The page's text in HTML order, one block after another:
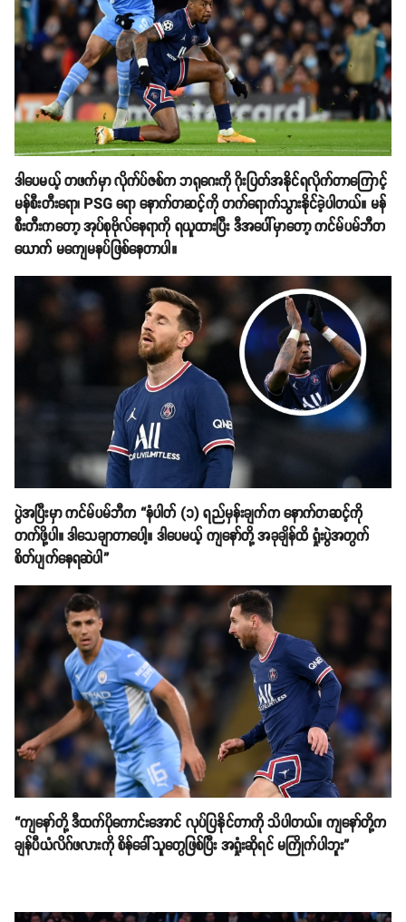
ဒါပေမယ့် တဖက်မှာ လိုက်ပ်ဇစ်က ဘရုဂေးကို ဂိုးပြတ်အနိုင်ရလိုက်တာကြောင့်
မန်စီးတီးရော၊ PSG ရော နောက်တဆင့်ကို တက်ရောက်သွားနိုင်ခဲ့ပါတယ်။ မန်
စီးတီးကတော့ အုပ်စုဗိုလ်နေရာကို ရယူထားပြီး ဒီအပေါ်မှာတော့ ကင်မ်ပမ်ဘီတ
ယောက် မကျေမနပ်ဖြစ်နေတာပါ။
ပွဲအပြီးမှာ ကင်မ်ပမ်ဘီက “နံပါတ် (၁) ရည်မှန်းချက်က နောက်တဆင့်ကို
တက်ဖို့ပါ။ ဒါသေချာတာပေါ့။ ဒါပေမယ့် ကျနော်တို့ အခုချိန်ထိ ရှုံးပွဲအတွက်
စိတ်ပျက်နေရဆဲပါ”
“ကျနော်တို့ ဒီထက်ပိုကောင်းအောင် လုပ်ပြနိုင်တာကို သိပါတယ်။ ကျနော်တို့က
ချန်ပီယံလိဂ်ဖလားကို စိန်ခေါ်သူတွေဖြစ်ပြီး အရှုံးဆိုရင် မကြိုက်ပါဘူး”